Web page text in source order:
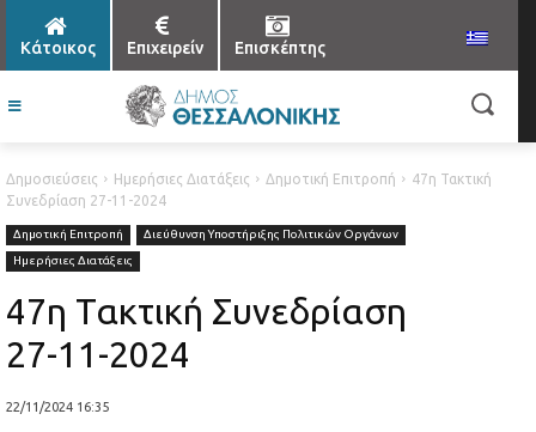
Κάτοικος Επιχειρείν Επισκέπτης
Δημοσιεύσεις Ημερήσιες Διατάξεις Δημοτική Επιτροπή
47η Τακτική
Συνεδρίαση 27-11-2024
Δημοτική Επιτροπή
Διεύθυνση Υποστήριξης Πολιτικών Οργάνων
Ημερήσιες Διατάξεις
47η Τακτική Συνεδρίαση
27-11-2024
22/11/2024 16:35